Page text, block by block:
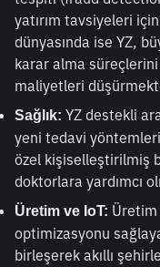
yatırım tavsiyeleri
dünyasında ise YZ,
karar alma süreçlerini
maliyetleri
Sağlık: YZ destekli
yeni tedavi
özel kişiselleştirilmiş
doktorlara yardımcı
Üretim ve IoT:
optimizasyonu
birleşerek akıllı